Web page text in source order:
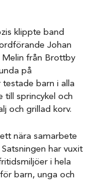
klippte band
Johan
Melin från Brottby
på
barn i alla
till sprincykel och
och grillad korv.
nära samarbete
har vuxit
i hela
barn, unga och